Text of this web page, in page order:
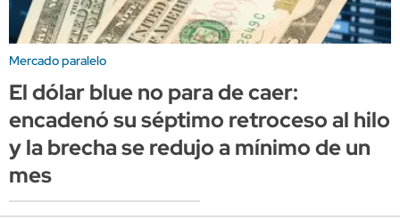
Mercado paralelo
El dólar blue no para de caer:
encadenó su séptimo retroceso al hilo
y la brecha se redujo a mínimo de un
mes